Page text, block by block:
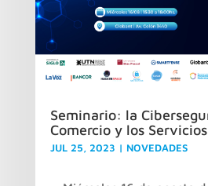
Seminario: la
Comercio y los Servicios
JUL 25, 2023 | NOVEDADES